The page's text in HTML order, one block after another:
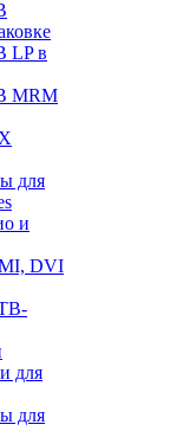
LP в
MRM
для
и
DVI
для
для